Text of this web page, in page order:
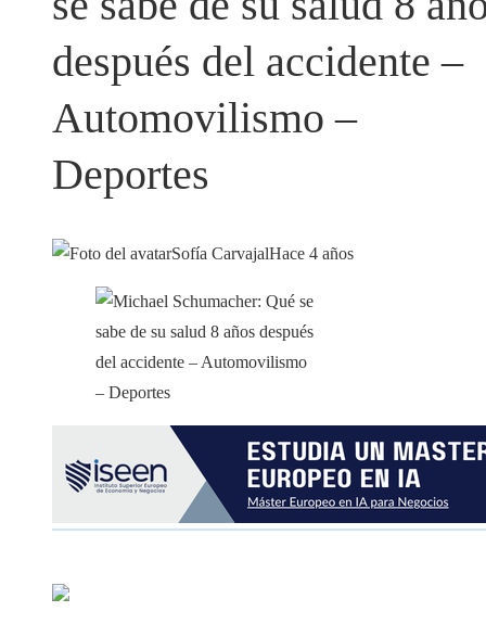
después del accidente –
Automovilismo –
Deportes
Sofía CarvajalHace 4 años